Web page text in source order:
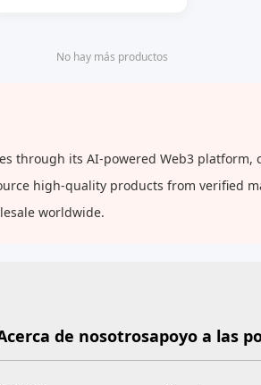
No hay más productos
through its AI-powered Web3
high-quality products from verified
worldwide.
de nosotrosapoyo a las